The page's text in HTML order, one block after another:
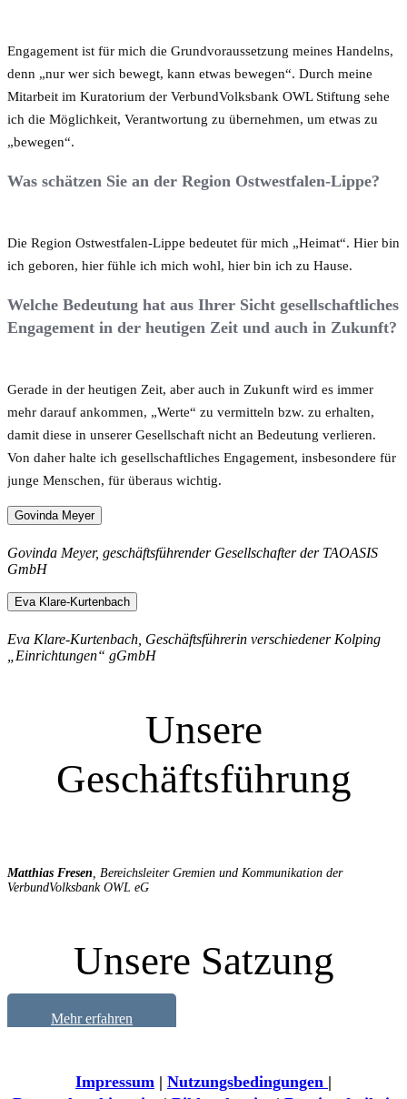
Engagement ist für mich die Grundvoraussetzung meines Handelns,
denn „nur wer sich bewegt, kann etwas bewegen“. Durch meine
Mitarbeit im Kuratorium der VerbundVolksbank OWL Stiftung sehe
ich die Möglichkeit, Verantwortung zu übernehmen, um etwas zu
„bewegen“.
Was schätzen Sie an der Region Ostwestfalen-Lippe?
Die Region Ostwestfalen-Lippe bedeutet für mich „Heimat“. Hier bin
ich geboren, hier fühle ich mich wohl, hier bin ich zu Hause.
Welche Bedeutung hat aus Ihrer Sicht gesellschaftliches
Engagement in der heutigen Zeit und auch in Zukunft?
Gerade in der heutigen Zeit, aber auch in Zukunft wird es immer
mehr darauf ankommen, „Werte“ zu vermitteln bzw. zu erhalten,
damit diese in unserer Gesellschaft nicht an Bedeutung verlieren.
Von daher halte ich gesellschaftliches Engagement, insbesondere für
junge Menschen, für überaus wichtig.
Govinda Meyer
Govinda Meyer, geschäftsführender Gesellschafter der TAOASIS
GmbH
Eva Klare-Kurtenbach
Eva Klare-Kurtenbach, Geschäftsführerin verschiedener Kolping
„Einrichtungen“ gGmbH
Unsere
Geschäftsführung
Matthias Fresen, Bereichsleiter Gremien und Kommunikation der
VerbundVolksbank OWL eG
Unsere Satzung
Mehr erfahren
Impressum | Nutzungsbedingungen |